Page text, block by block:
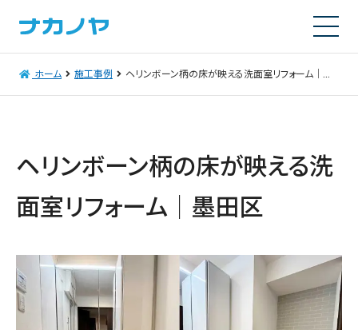
ホーム 施工事例 ヘリンボーン柄の床が映える洗面室リフォーム｜墨田区
ヘリンボーン柄の床が映える洗
面室リフォーム｜墨田区